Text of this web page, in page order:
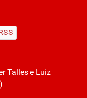
Talles e Luiz